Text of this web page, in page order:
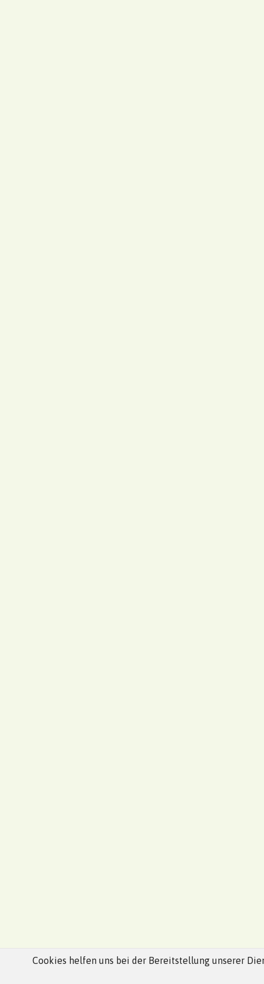
Cookies helfen uns bei der Bereitstellung unserer